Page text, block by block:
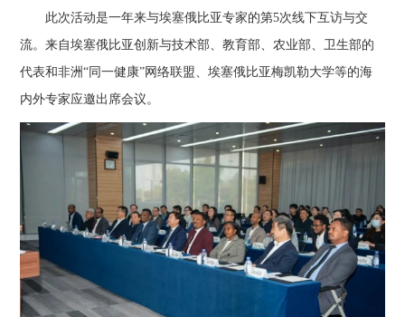
此次活动是一年来与埃塞俄比亚专家的第5次线下互访与交
流。来自埃塞俄比亚创新与技术部、教育部、农业部、卫生部的
代表和非洲“同一健康”网络联盟、埃塞俄比亚梅凯勒大学等的海
内外专家应邀出席会议。